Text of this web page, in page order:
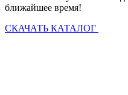
ближайшее время!
СКАЧАТЬ КАТАЛОГ